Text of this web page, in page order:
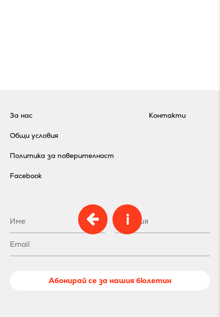
i
За нас
Общи условия
Политика за поверителност
Контакти
Facebook
Абонирай се за нашия бюлетин